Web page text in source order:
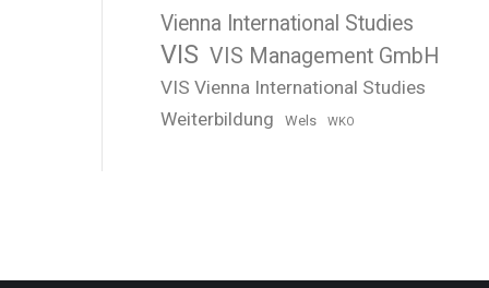
Vienna International Studies
VIS VIS Management GmbH
VIS Vienna International Studies
Weiterbildung
Wels WKO